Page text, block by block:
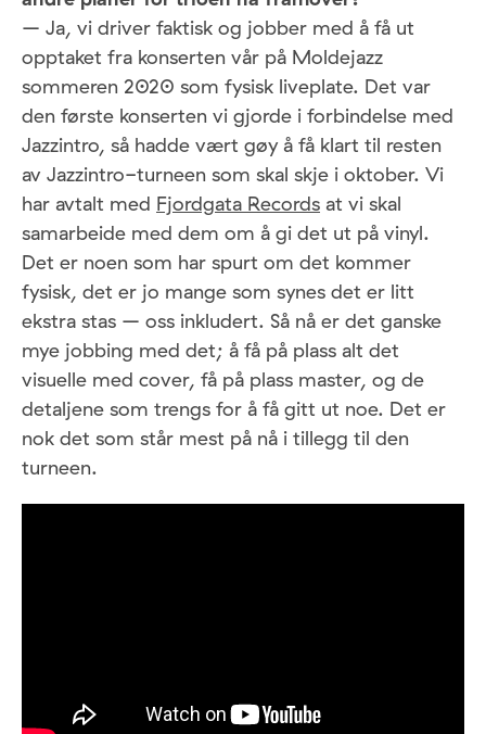
– Ja, vi driver faktisk og jobber med å få ut
opptaket fra konserten vår på Moldejazz
sommeren 2020 som fysisk liveplate. Det var
den første konserten vi gjorde i forbindelse med
Jazzintro, så hadde vært gøy å få klart til resten
av Jazzintro-turneen som skal skje i oktober. Vi
har avtalt med Fjordgata Records at vi skal
samarbeide med dem om å gi det ut på vinyl.
Det er noen som har spurt om det kommer
fysisk, det er jo mange som synes det er litt
ekstra stas – oss inkludert. Så nå er det ganske
mye jobbing med det; å få på plass alt det
visuelle med cover, få på plass master, og de
detaljene som trengs for å få gitt ut noe. Det er
nok det som står mest på nå i tillegg til den
turneen.